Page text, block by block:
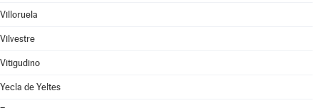
Villoruela
Vilvestre
Vitigudino
Yecla de Yeltes